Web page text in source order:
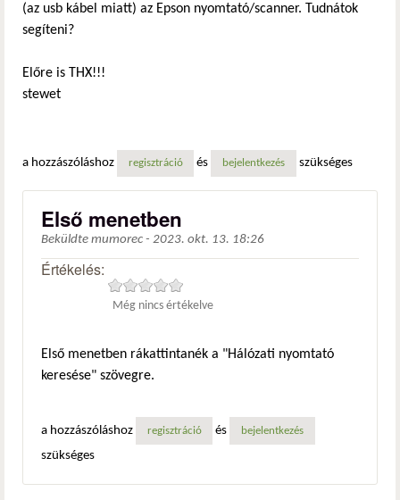
(az usb kábel miatt) az Epson nyomtató/scanner. Tudnátok
segíteni?
Előre is THX!!!
stewet
a hozzászóláshoz regisztráció és bejelentkezés szükséges
Első menetben
Beküldte mumorec - 2023. okt. 13. 18:26
Értékelés:
Még nincs értékelve
Első menetben rákattintanék a "Hálózati nyomtató
keresése" szövegre.
a hozzászóláshoz regisztráció és bejelentkezés
szükséges